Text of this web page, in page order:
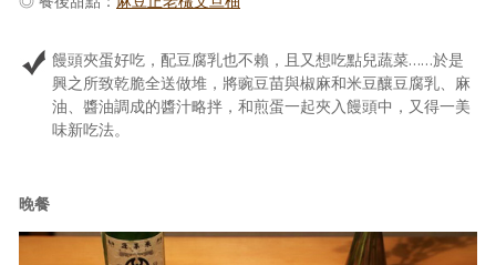
饅頭夾蛋好吃，配豆腐乳也不賴，且又想吃點兒蔬菜……於是
興之所致乾脆全送做堆，將豌豆苗與椒麻和米豆釀豆腐乳、麻
油、醬油調成的醬汁略拌，和煎蛋一起夾入饅頭中，又得一美
味新吃法。
晚餐